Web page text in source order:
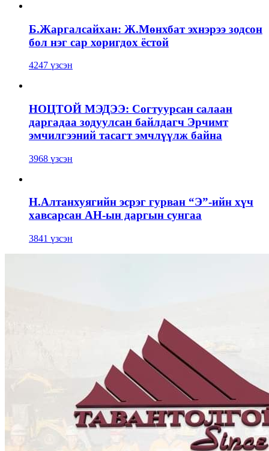
Б.Жаргалсайхан: Ж.Мөнхбат эхнэрээ зодсон
бол нэг сар хоригдох ёстой
4247 үзсэн
НОЦТОЙ МЭДЭЭ: Согтуурсан салаан
даргадаа зодуулсан байлдагч Эрчимт
эмчилгээний тасагт эмчлүүлж байна
3968 үзсэн
Н.Алтанхуягийн эсрэг гурван “Э”-ийн хүч
хавсарсан АН-ын даргын сунгаа
3841 үзсэн